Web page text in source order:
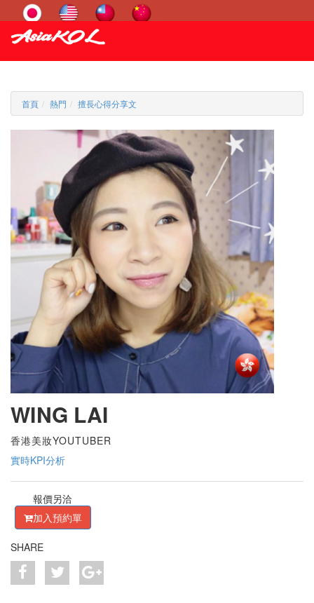
首頁 熱門 擅長心得分享文
WING LAI
香港美妝YOUTUBER
實時KPI分析
報價另洽
加入預約單
SHARE